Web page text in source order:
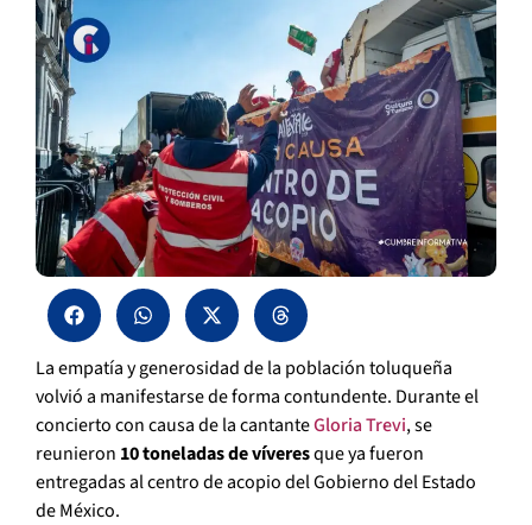
La empatía y generosidad de la población toluqueña
volvió a manifestarse de forma contundente. Durante el
concierto con causa de la cantanteGloria Trevi, se
reunieron 10 toneladas de víveresque ya fueron
entregadas al centro de acopio del Gobierno del Estado
de México.